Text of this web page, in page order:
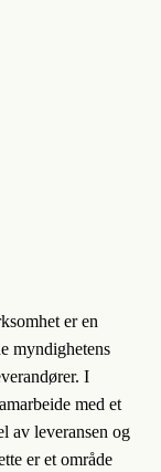
er en
myndighetens
I
med et
av leveransen og
er et område